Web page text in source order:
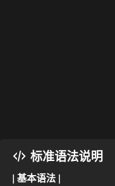
标准语法说明
| 基本语法 |